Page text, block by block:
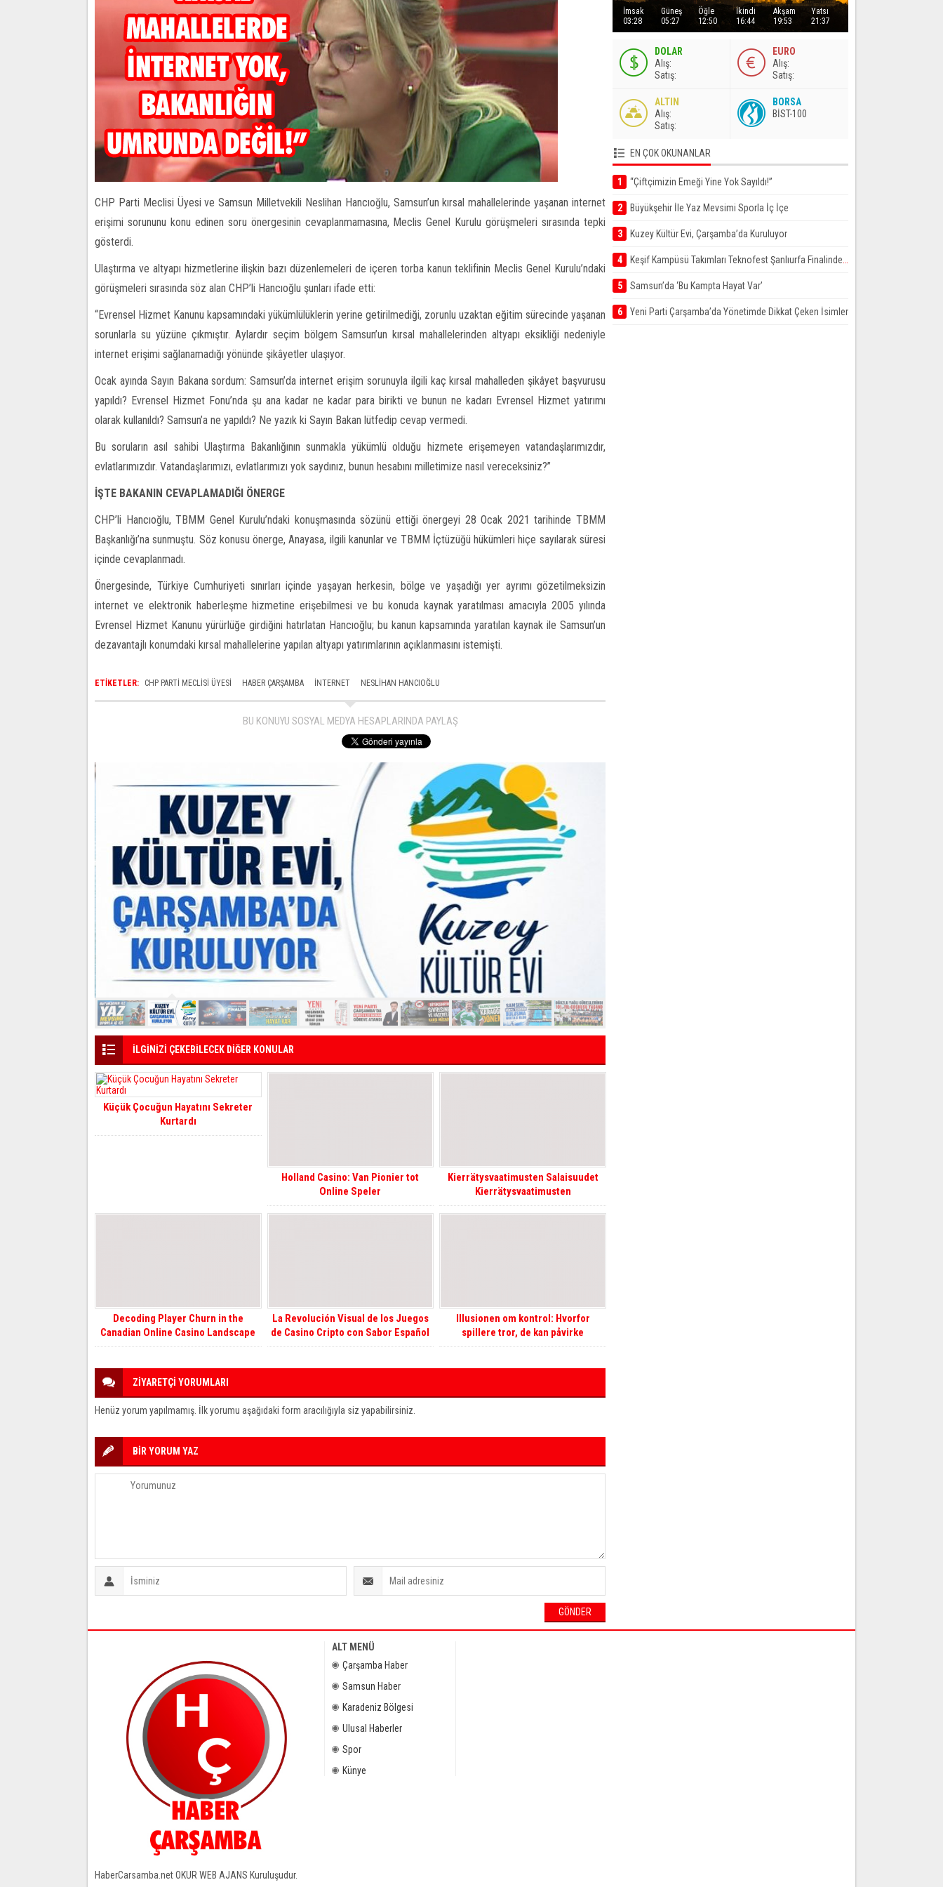
CHP Parti Meclisi Üyesi ve Samsun Milletvekili Neslihan Hancıoğlu, Samsun’un kırsal mahallelerinde yaşanan internet
erişimi sorununu konu edinen soru önergesinin cevaplanmamasına, Meclis Genel Kurulu görüşmeleri sırasında tepki
gösterdi.
Ulaştırma ve altyapı hizmetlerine ilişkin bazı düzenlemeleri de içeren torba kanun teklifinin Meclis Genel Kurulu’ndaki
görüşmeleri sırasında söz alan CHP’li Hancıoğlu şunları ifade etti:
“Evrensel Hizmet Kanunu kapsamındaki yükümlülüklerin yerine getirilmediği, zorunlu uzaktan eğitim sürecinde yaşanan
sorunlarla su yüzüne çıkmıştır. Aylardır seçim bölgem Samsun’un kırsal mahallelerinden altyapı eksikliği nedeniyle
internet erişimi sağlanamadığı yönünde şikâyetler ulaşıyor.
Ocak ayında Sayın Bakana sordum: Samsun’da internet erişim sorunuyla ilgili kaç kırsal mahalleden şikâyet başvurusu
yapıldı? Evrensel Hizmet Fonu’nda şu ana kadar ne kadar para birikti ve bunun ne kadarı Evrensel Hizmet yatırımı
olarak kullanıldı? Samsun’a ne yapıldı? Ne yazık ki Sayın Bakan lütfedip cevap vermedi.
Bu soruların asıl sahibi Ulaştırma Bakanlığının sunmakla yükümlü olduğu hizmete erişemeyen vatandaşlarımızdır,
evlatlarımızdır. Vatandaşlarımızı, evlatlarımızı yok saydınız, bunun hesabını milletimize nasıl vereceksiniz?”
İŞTE BAKANIN CEVAPLAMADIĞI ÖNERGE
CHP’li Hancıoğlu, TBMM Genel Kurulu’ndaki konuşmasında sözünü ettiği önergeyi 28 Ocak 2021 tarihinde TBMM
Başkanlığı’na sunmuştu. Söz konusu önerge, Anayasa, ilgili kanunlar ve TBMM İçtüzüğü hükümleri hiçe sayılarak süresi
içinde cevaplanmadı.
Önergesinde, Türkiye Cumhuriyeti sınırları içinde yaşayan herkesin, bölge ve yaşadığı yer ayrımı gözetilmeksizin
internet ve elektronik haberleşme hizmetine erişebilmesi ve bu konuda kaynak yaratılması amacıyla 2005 yılında
Evrensel Hizmet Kanunu yürürlüğe girdiğini hatırlatan Hancıoğlu; bu kanun kapsamında yaratılan kaynak ile Samsun’un
dezavantajlı konumdaki kırsal mahallelerine yapılan altyapı yatırımlarının açıklanmasını istemişti.
ETİKETLER: CHP PARTI MECLISI ÜYESI HABER ÇARŞAMBA INTERNET NESLIHAN HANCIOĞLU
BU KONUYU SOSYAL MEDYA HESAPLARINDA PAYLAŞ
İLGİNİZİ ÇEKEBİLECEK DİĞER KONULAR
Küçük Çocuğun Hayatını Sekreter
Kurtardı
Holland Casino: Van Pionier tot
Online Speler
Kierrätysvaatimusten Salaisuudet
Kierrätysvaatimusten
Ymmärtäminen CoinPokerlla
Decoding Player Churn in the
Canadian Online Casino Landscape
La Revolución Visual de los Juegos
de Casino Cripto con Sabor Español
Illusionen om kontrol: Hvorfor
spillere tror, de kan påvirke
tilfældige spil
ZİYARETÇİ YORUMLARI
Henüz yorum yapılmamış. İlk yorumu aşağıdaki form aracılığıyla siz yapabilirsiniz.
BİR YORUM YAZ
İmsak
03:28
Güneş
05:27
Öğle
12:50
İkindi
16:44
Akşam
19:53
Yatsı
21:37
DOLAR
A lış:
Satış:
EURO
A lış:
Satış:
ALTIN
A lış:
Satış:
BORSA
BİST-100
EN ÇOK OKUNANLAR
1 “Çiftçimizin Emeği Yine Yok Sayıldı!”
2 Büyükşehir İle Yaz Mevsimi Sporla İç İçe
3 Kuzey Kültür Evi, Çarşamba’da Kuruluyor
4 Keşif Kampüsü Takımları Teknofest Şanlıurfa Finalinde Yarışmaya Hak Kazandı
5 Samsun’da ‘Bu Kampta Hayat Var’
6 Yeni Parti Çarşamba’da Yönetimde Dikkat Çeken İsimler
HaberCarsamba.net OKUR WEB AJANS Kuruluşudur.
ALT MENÜ
Çarşamba Haber
Samsun Haber
Karadeniz Bölgesi
Ulusal Haberler
Spor
Künye